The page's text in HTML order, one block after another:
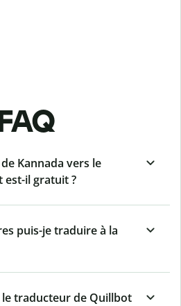
Kannada vers le
est-il gratuit ?
puis-je traduire à la
le traducteur de Quillbot